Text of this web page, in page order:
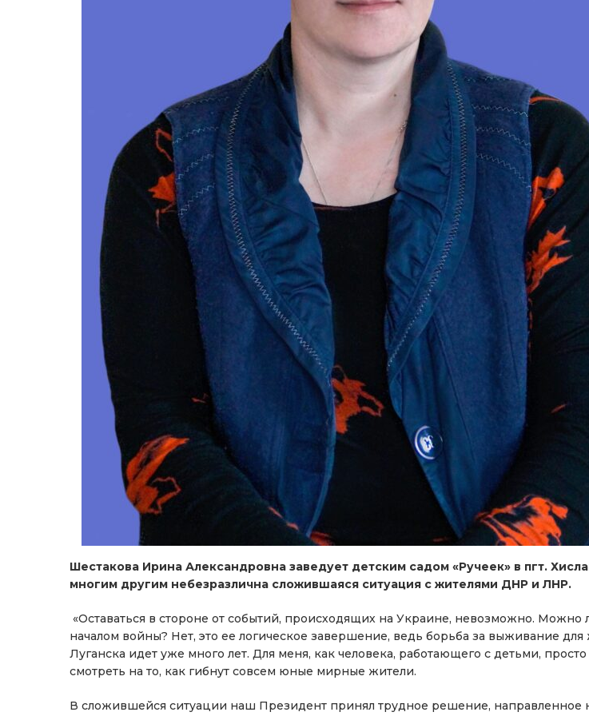
Шестакова Ирина Александровна заведует детским садом «Ручеек» в пгт.
многим другим небезразлична сложившаяся ситуация с жителями ДНР и ЛНР.
«Оставаться в стороне от событий, происходящих на Украине, невозможно. Можно
началом войны? Нет, это ее логическое завершение, ведь борьба за выживание
Луганска идет уже много лет. Для меня, как человека, работающего с детьми,
смотреть на то, как гибнут совсем юные мирные жители.
В сложившейся ситуации наш Президент принял трудное решение, направленное